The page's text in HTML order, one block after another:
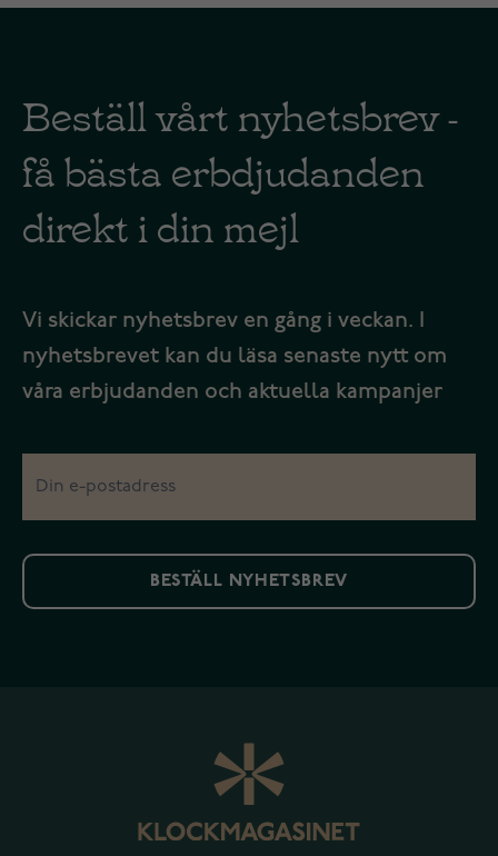
Beställ vårt nyhetsbrev -
få bästa erbdjudanden
direkt i din mejl
Vi skickar nyhetsbrev en gång i veckan. I
nyhetsbrevet kan du läsa senaste nytt om
våra erbjudanden och aktuella kampanjer
BESTÄLL NYHETSBREV